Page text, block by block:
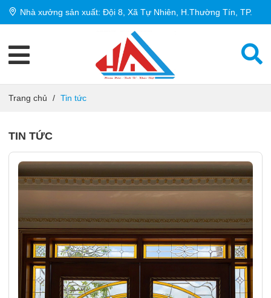
Nhà xưởng sản xuất: Đội 8, Xã Tự Nhiên, H.Thường Tín, TP.
Trang chủ / Tin tức
TIN TỨC